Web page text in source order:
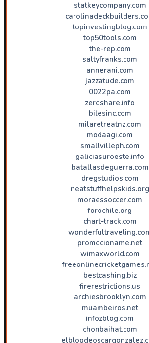
statkeycompany.com
topinvestingblog.com
top50tools.com
the-rep.com
saltyfranks.com
annerani.com
jazzatude.com
0022pa.com
zeroshare.info
bilesinc.com
milaretreatnz.com
modaagi.com
smallvilleph.com
galiciasuroeste.info
batallasdeguerra.com
dregstudios.com
neatstuffhelpskids.org
moraessoccer.com
forochile.org
chart-track.com
promocioname.net
wimaxworld.com
bestcashing.biz
firerestrictions.us
archiesbrooklyn.com
muambeiros.net
infozblog.com
chonbaihat.com